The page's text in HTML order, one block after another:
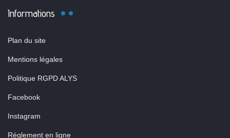
Informations
Plan du site
Mentions légales
Politique RGPD ALYS
Facebook
Instagram
Réglement en ligne